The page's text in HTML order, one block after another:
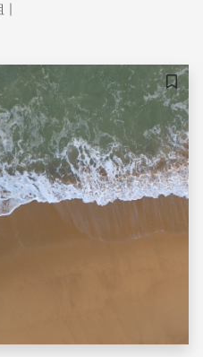
我們要換個輕鬆的心情，帶
就讓我們從科學的角度來看
｜
儲存